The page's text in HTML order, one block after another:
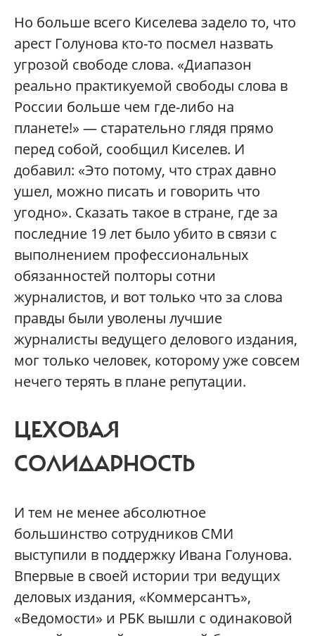
Но больше всего Киселева задело то, что
арест Голунова кто-то посмел назвать
угрозой свободе слова. «Диапазон
реально практикуемой свободы слова в
России больше чем где-либо на
планете!» — старательно глядя прямо
перед собой, сообщил Киселев. И
добавил: «Это потому, что страх давно
ушел, можно писать и говорить что
угодно». Сказать такое в стране, где за
последние 19 лет было убито в связи с
выполнением профессиональных
обязанностей полторы сотни
журналистов, и вот только что за слова
правды были уволены лучшие
журналисты ведущего делового издания,
мог только человек, которому уже совсем
нечего терять в плане репутации.
ЦЕХОВАЯ
СОЛИДАРНОСТЬ
И тем не менее абсолютное
большинство сотрудников СМИ
выступили в поддержку Ивана Голунова.
Впервые в своей истории три ведущих
деловых издания, «Коммерсантъ»,
«Ведомости» и РБК вышли с одинаковой